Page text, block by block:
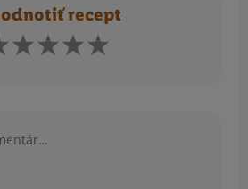
recept